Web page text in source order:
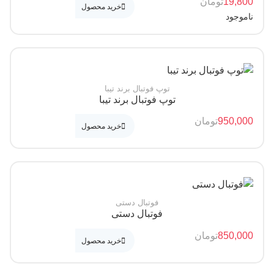
خرید محصول
توپ فوتبال برند تیبا
توپ فوتبال برند تیبا
تومان خرید محصول
فوتبال دستی
فوتبال دستی
تومان خرید محصول